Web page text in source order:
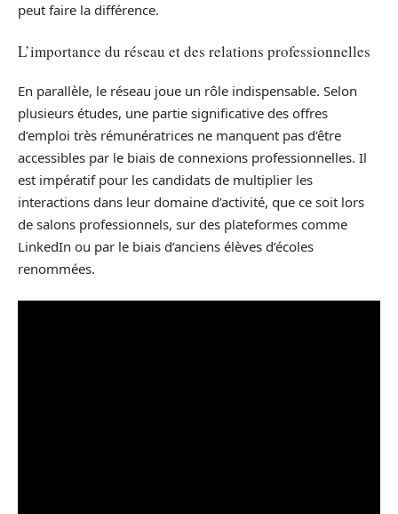
peut faire la différence.
L’importance du réseau et des relations professionnelles
En parallèle, le réseau joue un rôle indispensable. Selon
plusieurs études, une partie significative des offres
d’emploi très rémunératrices ne manquent pas d’être
accessibles par le biais de connexions professionnelles. Il
est impératif pour les candidats de multiplier les
interactions dans leur domaine d’activité, que ce soit lors
de salons professionnels, sur des plateformes comme
LinkedIn ou par le biais d’anciens élèves d’écoles
renommées.